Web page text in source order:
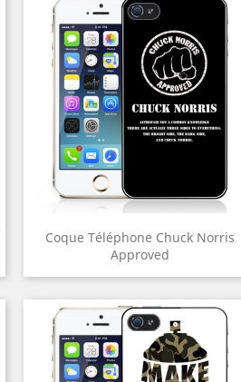
Coque Téléphone Chuck Norris
Approved